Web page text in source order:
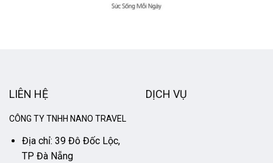
LIÊN HỆ
CÔNG TY TNHH NANO TRAVEL
Địa chỉ: 39 Đô Đốc Lộc,
TP Đà Nẵng
DỊCH VỤ